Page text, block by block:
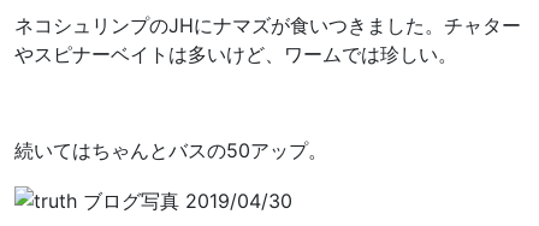
ネコシュリンプのJHにナマズが食いつきました。チャター
やスピナーベイトは多いけど、ワームでは珍しい。
続いてはちゃんとバスの50アップ。